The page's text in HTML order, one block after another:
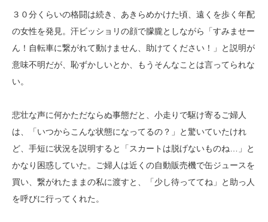
３０分くらいの格闘は続き、あきらめかけた頃、遠くを歩く年配
の女性を発見。汗ビッショリの顔で朦朧としながら「すみませー
ん！自転車に繋がれて動けません、助けてください！」と説明が
意味不明だが、恥ずかしいとか、もうそんなことは言ってられな
い。
悲壮な声に何かただならぬ事態だと、小走りで駆け寄るご婦人
は、「いつからこんな状態になってるの？」と驚いていたけれ
ど、手短に状況を説明すると「スカートは脱げないものね…」と
かなり困惑していた。ご婦人は近くの自動販売機で缶ジュースを
買い、繋がれたままの私に渡すと、「少し待っててね」と助っ人
を呼びに行ってくれた。